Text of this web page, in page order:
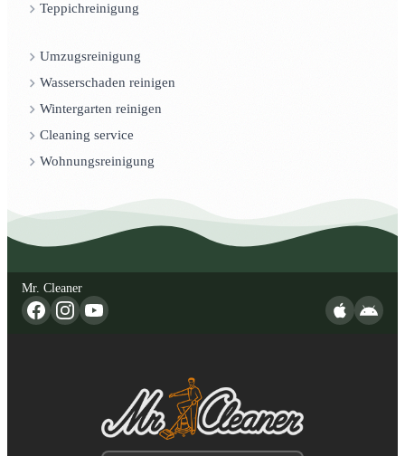
Teppichreinigung
Umzugsreinigung
Wasserschaden reinigen
Wintergarten reinigen
Cleaning service
Wohnungsreinigung
Mr. Cleaner